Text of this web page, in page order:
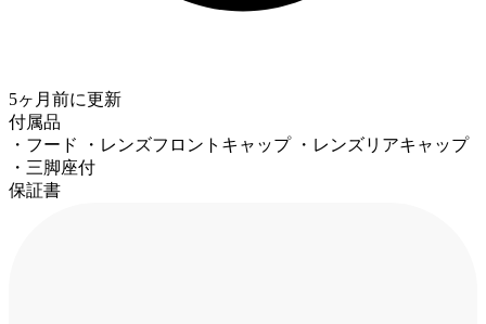
5ヶ月前に更新
付属品
・フード ・レンズフロントキャップ ・レンズリアキャップ
・三脚座付
保証書